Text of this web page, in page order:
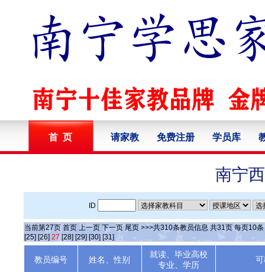
首 页 请家教 免费注册 学员库
南宁
ID
当前第27页 首页 上一页 下一页 尾页 >>>共310条教员信息 共31页 每页10条
[25] [26] 27 [28] [29] [30] [31]
教员编号 姓名、性别
就读、毕业高校
专业、学历